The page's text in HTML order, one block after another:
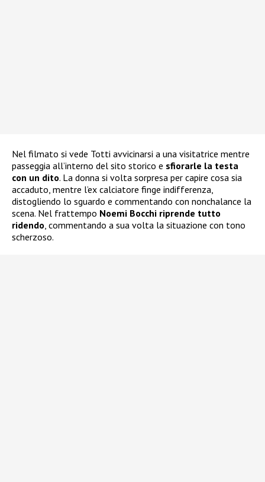
Nel filmato si vede Totti avvicinarsi a una visitatrice mentre
passeggia all’interno del sito storico e sfiorarle la testa
con un dito. La donna si volta sorpresa per capire cosa sia
accaduto, mentre l’ex calciatore finge indifferenza,
distogliendo lo sguardo e commentando con nonchalance la
scena. Nel frattempo Noemi Bocchi riprende tutto
ridendo , commentando a sua volta la situazione con tono
scherzoso.